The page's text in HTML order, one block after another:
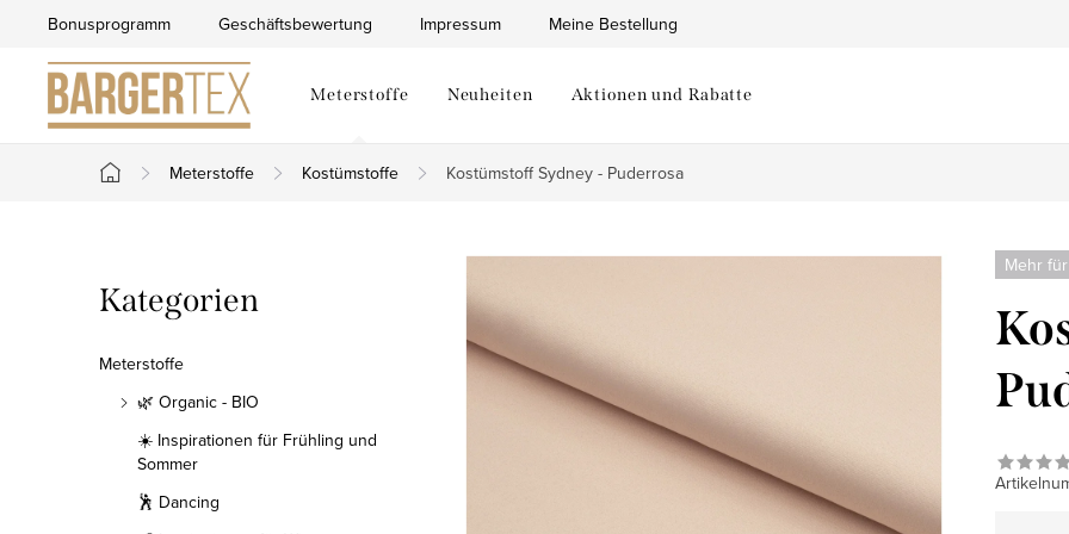
springen
Bonusprogramm Geschäftsbewertung Impressum Meine Bestellung
Meterstoffe Neuheiten Aktionen und Rabatte
Startseite
Meterstoffe Kostümstoffe Kostümstoff Sydney - Puderrosa
e
i
Kategorien
überspringen
Kategorien
Meterstoffe
🌿 Organic - BIO
☀️ Inspirationen für Frühling und
Sommer
🕺 Dancing
Mehr